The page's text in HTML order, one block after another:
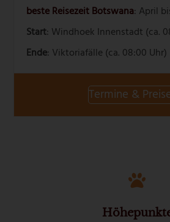
beste Reisezeit Botswana: April
Start: Windhoek Innenstadt (ca.
Ende: Viktoriafälle (ca. 08:00 Uhr)
Termine &